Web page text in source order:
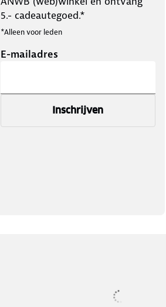
5.- cadeautegoed.*
*Alleen voor leden
E-mailadres
Inschrijven